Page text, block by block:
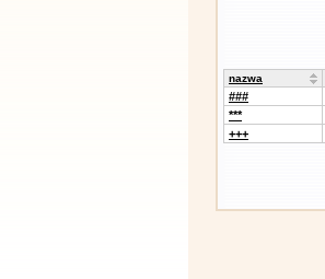
nazwa
###
***
+++